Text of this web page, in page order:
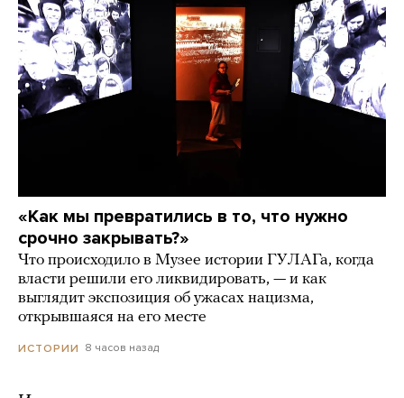
«Как мы превратились в то, что нужно
срочно закрывать?»
Что происходило в Музее истории ГУЛАГа, когда
власти решили его ликвидировать, — и как
выглядит экспозиция об ужасах нацизма,
открывшаяся на его месте
ИСТОРИИ 8 часов назад